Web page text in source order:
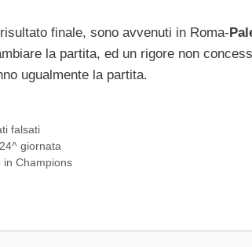
finale, sono avvenuti in Roma-
la partita, ed un rigore non
ugualmente la partita.
falsati
giornata
in Champions